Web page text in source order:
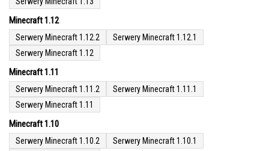
Minecraft 1.12
Serwery Minecraft 1.12.2
Serwery Minecraft 1.12.1
Serwery Minecraft 1.12
Minecraft 1.11
Serwery Minecraft 1.11.2
Serwery Minecraft 1.11.1
Serwery Minecraft 1.11
Minecraft 1.10
Serwery Minecraft 1.10.2
Serwery Minecraft 1.10.1